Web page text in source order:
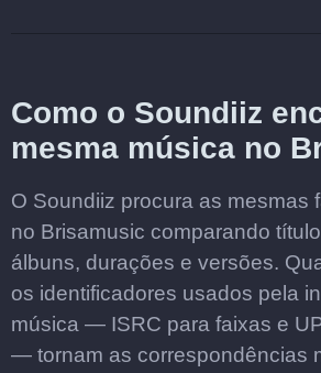
Como o Soundiiz
mesma música no
O Soundiiz procura as mesmas
no Brisamusic comparando
álbuns, durações e versões.
os identificadores usados pela
música — ISRC para faixas e
— tornam as correspondências